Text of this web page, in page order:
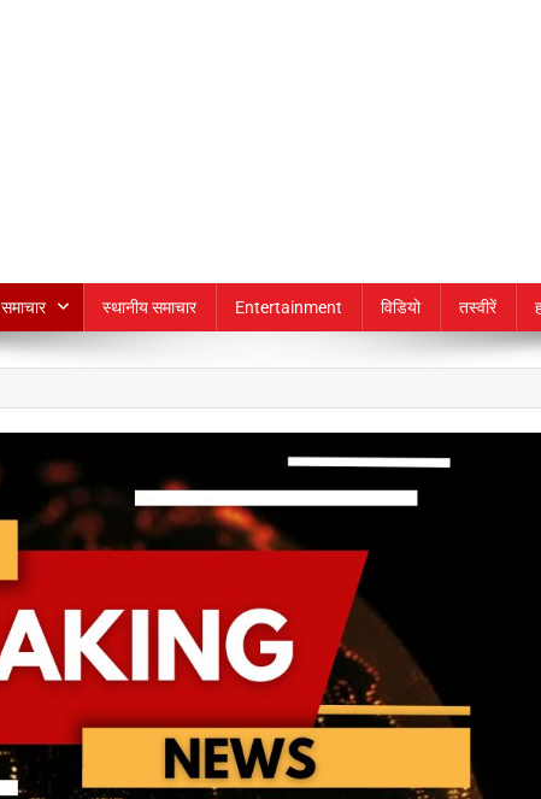
स्थानीय समाचार Entertainment विडियो तस्वीरें